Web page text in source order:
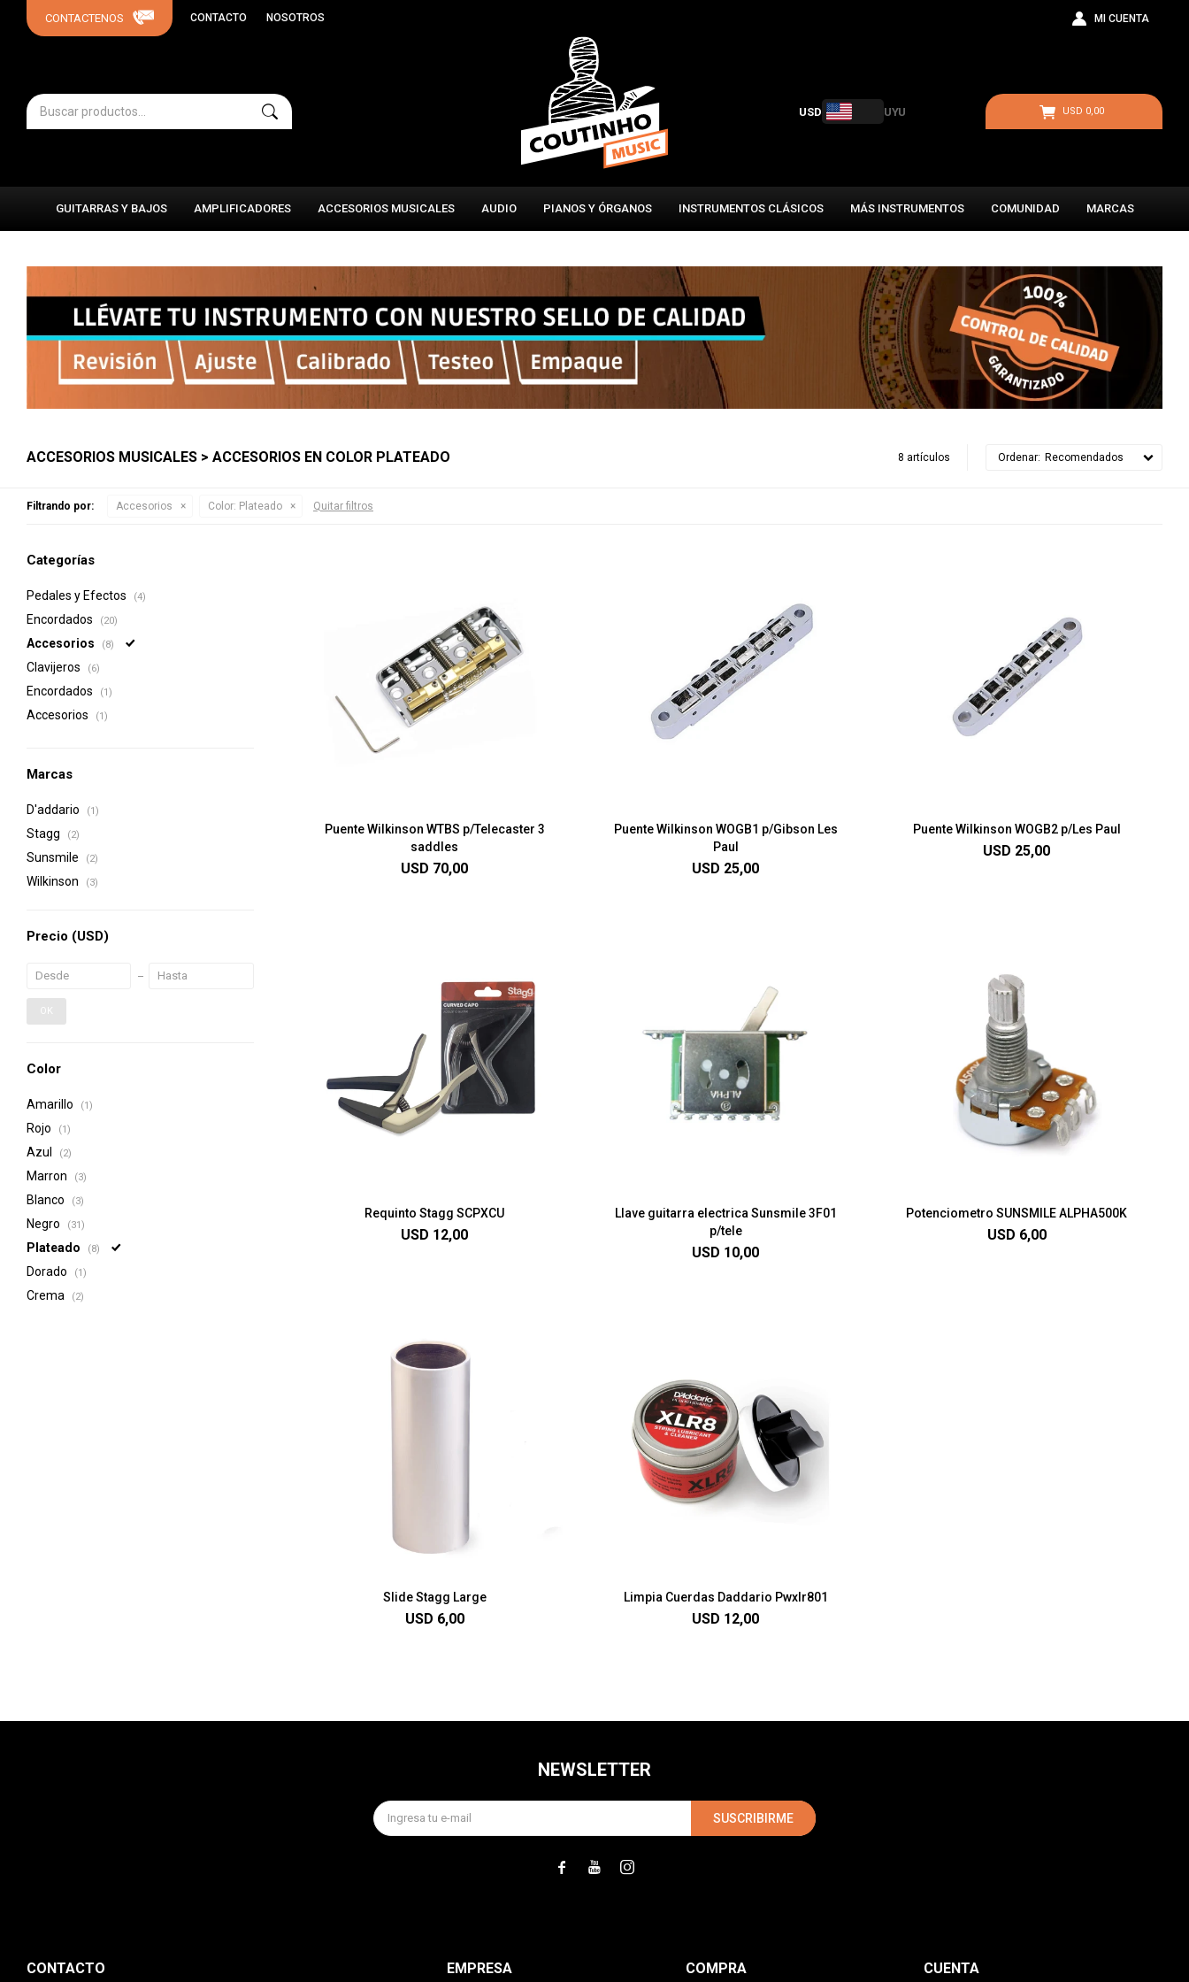
GUITARRAS Y BAJOS AMPLIFICADORES ACCESORIOS MUSICALES AUDIO PIANOS Y ÓRGANOS INSTRUMENTOS CLÁSICOS MÁS INSTRUMENTOS COMUNIDAD MARCAS
USD 0,00
USD UYU
CONTACTO NOSOTROS
ACCESORIOS MUSICALES > ACCESORIOS EN COLOR PLATEADO 8 artículos Recomendados
Filtrando por: Accesorios Color: Plateado Quitar filtros
Puente Wilkinson WTBS p/Telecaster 3
saddles
USD 70,00
Puente Wilkinson WOGB1 p/Gibson Les
Paul
USD 25,00
Puente Wilkinson WOGB2 p/Les Paul
USD 25,00
Requinto Stagg SCPXCU
USD 12,00
Llave guitarra electrica Sunsmile 3F01
p/tele
USD 10,00
Potenciometro SUNSMILE ALPHA500K
USD 6,00
Slide Stagg Large
USD 6,00
Limpia Cuerdas Daddario Pwxlr801
USD 12,00
Categorías
Pedales y Efectos (4)
Encordados (20)
Accesorios (8)
Clavijeros (6)
Encordados (1)
Accesorios (1)
Marcas
D'addario (1)
Stagg (2)
Sunsmile (2)
Wilkinson (3)
Precio (USD)
OK
Color
Amarillo (1)
Rojo (1)
Azul (2)
Marron (3)
Blanco (3)
Negro (31)
Plateado (8)
Dorado (1)
Crema (2)
CONTACTO EMPRESA COMPRA CUENTA
NEWSLETTER
SUSCRIBIRME
  